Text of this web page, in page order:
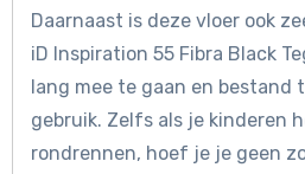
Daarnaast is deze vloer ook
iD Inspiration 55 Fibra Black
lang mee te gaan en
gebruik. Zelfs als je kinderen
rondrennen, hoef je je geen